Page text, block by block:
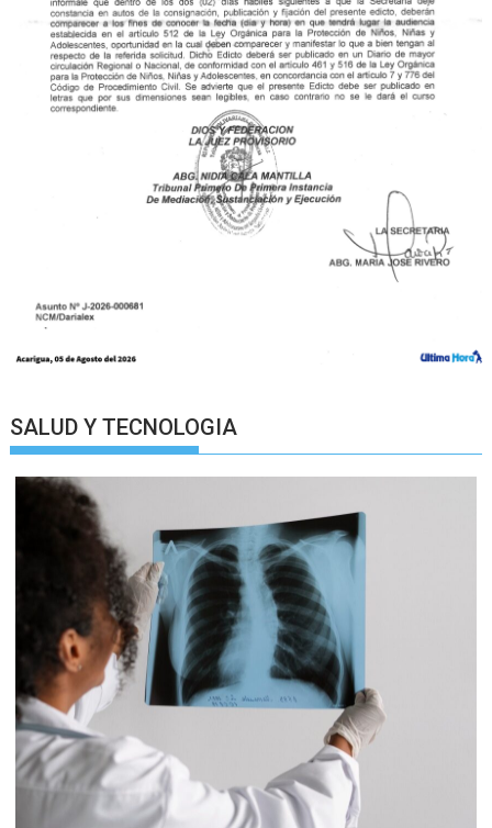
SALUD Y TECNOLOGIA